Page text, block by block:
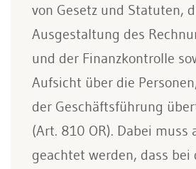
von Gesetz und Statuten,
Ausgestaltung des
und der Finanzkontrolle
Aufsicht über die
der Geschäftsführung
(Art. 810 OR). Dabei muss
geachtet werden, dass bei